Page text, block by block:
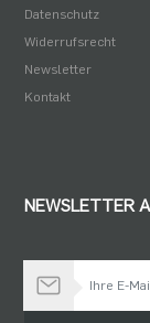
Datenschutz
Widerrufsrecht
Newsletter
Kontakt
NEWSLETTER